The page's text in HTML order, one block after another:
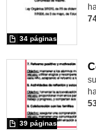
34 páginas
39 páginas